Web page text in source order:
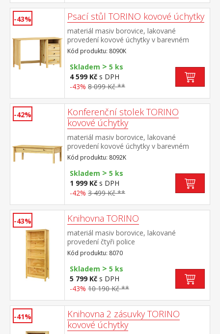
-43% Psací stůl TORINO kovové úchytky
materiál masiv borovice, lakované
provedení kovové úchytky v barevném
provedení černěná mosaz 3 zásuvky s
kovovými pojezdy, 1 police výsuv není
součástí dodávky ke stolu je možno
dokoupit výsuvnou desku na klávesnici 8840
Kód produktu: 8090K
Skladem > 5 ks
4 599 Kč s DPH
-43% 8 099 Kč **
-42%
Konferenční stolek TORINO
kovové úchytky
materiál masiv borovice, lakované
provedení kovové úchytky v barevném
provedení černěná mosaz široká zásuvka s
kovovými pojezdy
Kód produktu: 8092K
Skladem > 5 ks
1 999 Kč s DPH
-42% 3 499 Kč **
-43% Knihovna TORINO
materiál masiv borovice, lakované
provedení čtyři police
Kód produktu: 8070
Skladem > 5 ks
5 799 Kč s DPH
-43% 10 190 Kč **
-41%
Knihovna 2 zásuvky TORINO
kovové úchytky